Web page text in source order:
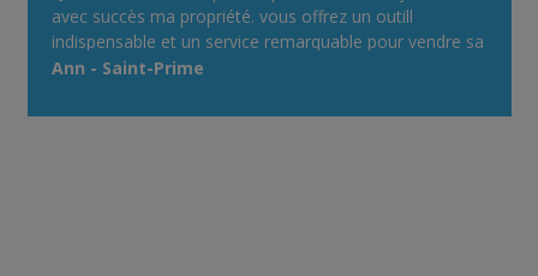
avec succès ma propriété. vous offrez un outill
indispensable et un service remarquable pour vendre sa
propriété. ... C'est GRATUIT très facile à utiliser, et
types d’annonces, votre siteest totalement spécialisé en
Ann - Saint-Prime